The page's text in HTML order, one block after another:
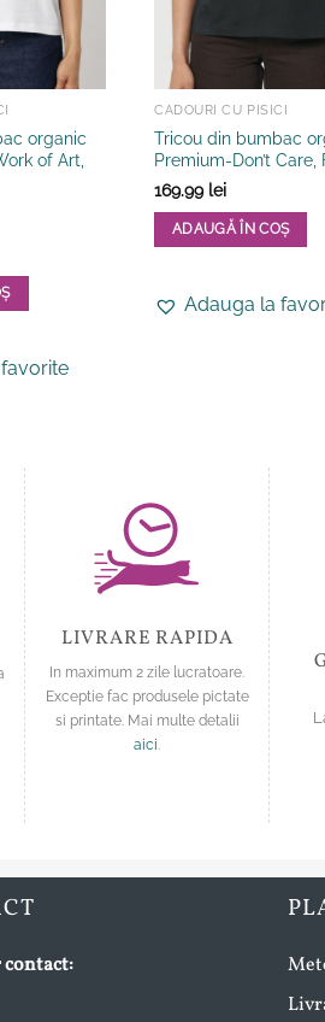
organic
of Art,
CADOURI CU PISICI
Tricou din bumbac
Premium-Don’t Care,
169.99 lei
ADAUGĂ ÎN COȘ
are
alese
în
pagina
produsului.
Adauga la
LIVRARE RAPIDA
In maximum 2 zile lucratoare.
Exceptie fac produsele pictate
si printate. Mai multe detalii
aici